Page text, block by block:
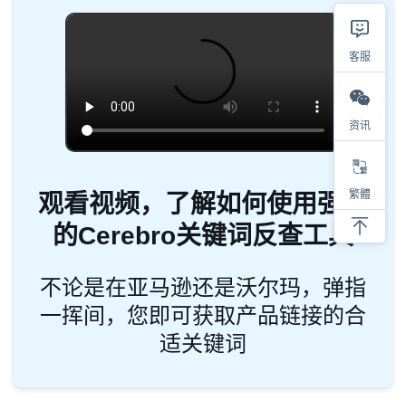
的Cerebro关键词反查工具
不论是在亚马逊还是沃尔玛，弹指
客服
资讯
繁體